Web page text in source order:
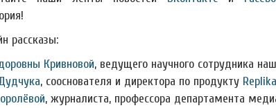
рассказы:
Кривновой, ведущего научного сотрудника
, сооснователя и директора по продукту
, журналиста, профессора департамента